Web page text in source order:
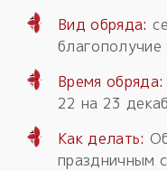
Вид обряда:
благополучие
Время обряда:
22 на 23
Как делать:
праздничным